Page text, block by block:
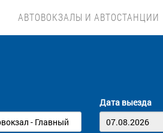
АВТОВОКЗАЛЫ И АВТОСТАНЦИИ
Дата выезда